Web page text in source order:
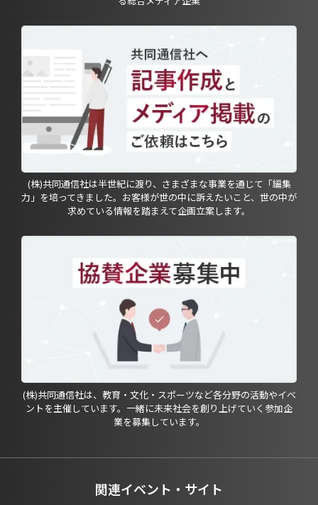
(株)共同通信社は半世紀に渡り、さまざまな事業を通じて「編集
力」を培ってきました。お客様が世の中に訴えたいこと、世の中が
求めている情報を踏まえて企画立案します。
(株)共同通信社は、教育・文化・スポーツなど各分野の活動やイベ
ントを主催しています。一緒に未来社会を創り上げていく参加企
業を募集しています。
関連イベント・サイト